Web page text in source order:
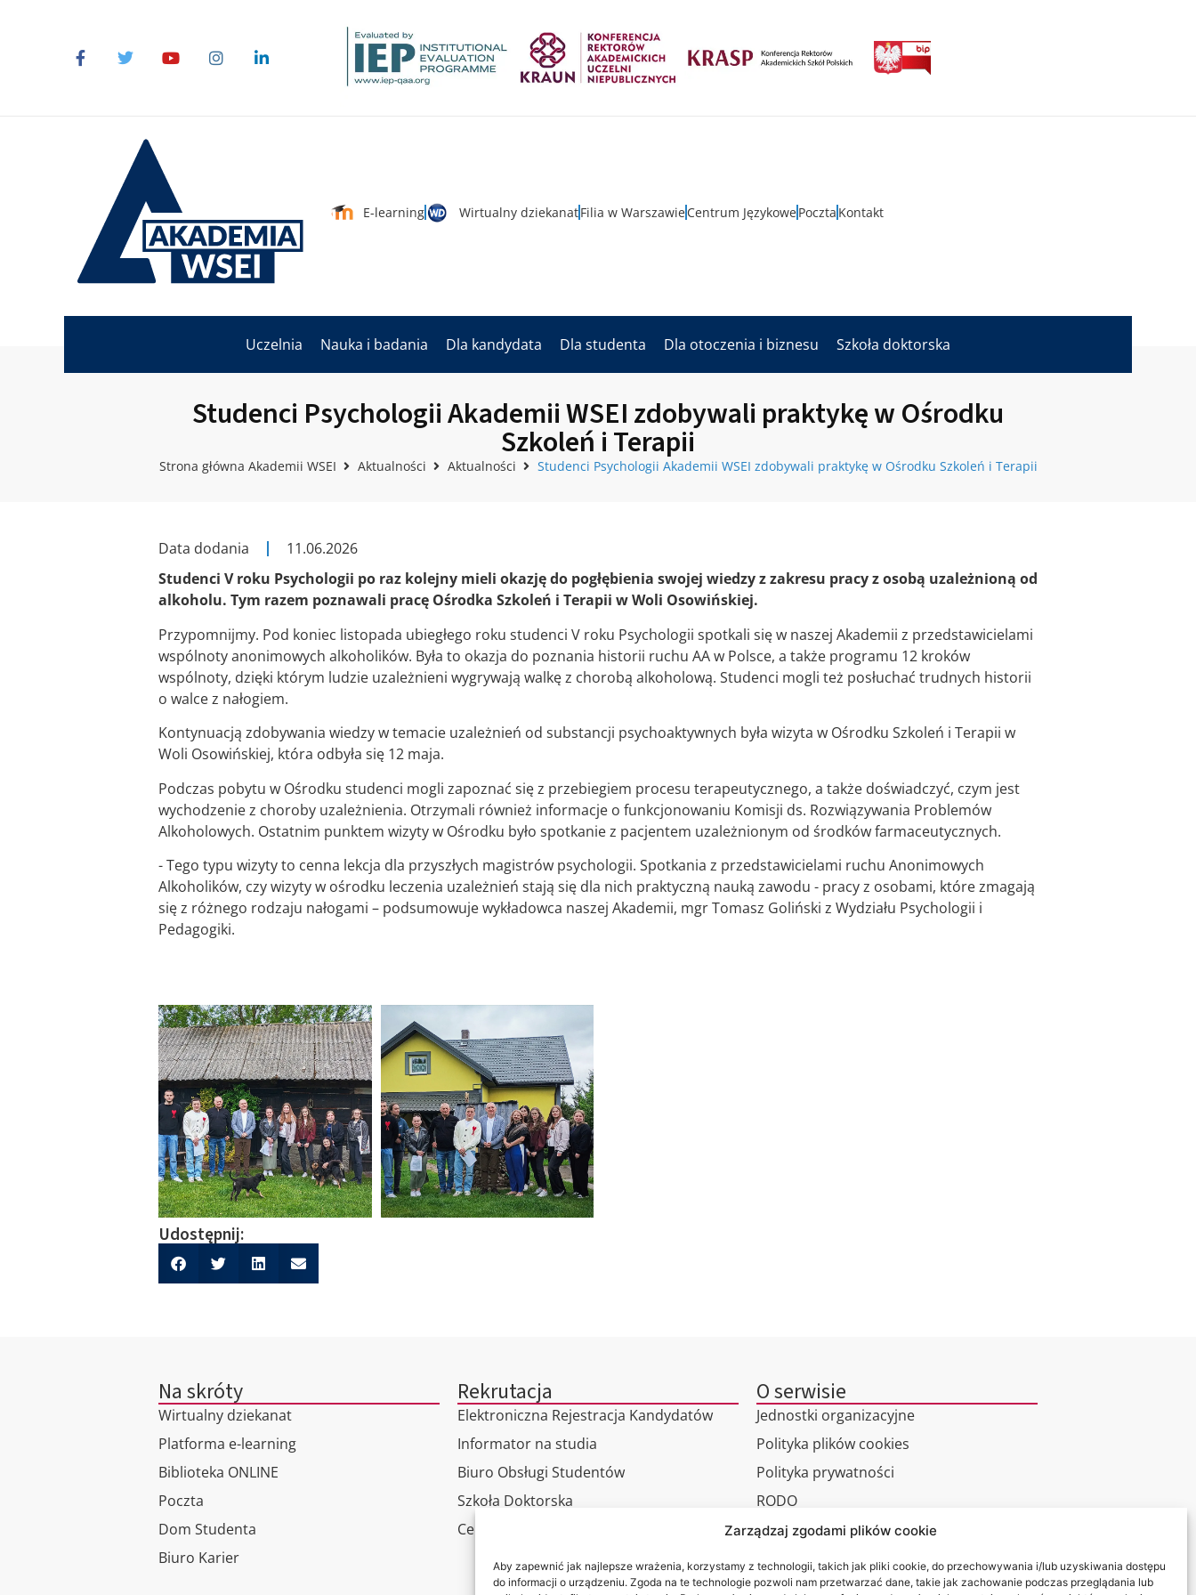
Zarządzaj zgodami plików cookie
Aby zapewnić jak najlepsze wrażenia, korzystamy z technologii, takich jak pliki cookie, do przechowywania i/lub uzyskiwania dostępu
do informacji o urządzeniu. Zgoda na te technologie pozwoli nam przetwarzać dane, takie jak zachowanie podczas przeglądania lub
E-learning Wirtualny dziekanatFilia w WarszawieCentrum JęzykowePoczta Kontakt
Uczelnia Nauka i badania Dla kandydata Dla studenta Dla otoczenia i biznesu Szkoła doktorska
Studenci Psychologii Akademii WSEI zdobywali praktykę w Ośrodku
Szkoleń i Terapii
Strona główna Akademii WSEI Aktualności Aktualności Studenci Psychologii Akademii WSEI zdobywali praktykę w Ośrodku Szkoleń i Terapii
Data dodania
11.06.2026
Studenci V roku Psychologii po raz kolejny mieli okazję do pogłębienia swojej wiedzy z zakresu pracy z osobą uzależnioną od
alkoholu. Tym razem poznawali pracę Ośrodka Szkoleń i Terapii w Woli Osowińskiej.
Przypomnijmy. Pod koniec listopada ubiegłego roku studenci V roku Psychologii spotkali się w naszej Akademii z przedstawicielami
wspólnoty anonimowych alkoholików. Była to okazja do poznania historii ruchu AA w Polsce, a także programu 12 kroków
wspólnoty, dzięki którym ludzie uzależnieni wygrywają walkę z chorobą alkoholową. Studenci mogli też posłuchać trudnych historii
o walce z nałogiem.
Kontynuacją zdobywania wiedzy w temacie uzależnień od substancji psychoaktywnych była wizyta w Ośrodku Szkoleń i Terapii w
Woli Osowińskiej, która odbyła się 12 maja.
Podczas pobytu w Ośrodku studenci mogli zapoznać się z przebiegiem procesu terapeutycznego, a także doświadczyć, czym jest
wychodzenie z choroby uzależnienia. Otrzymali również informacje o funkcjonowaniu Komisji ds. Rozwiązywania Problemów
Alkoholowych. Ostatnim punktem wizyty w Ośrodku było spotkanie z pacjentem uzależnionym od środków farmaceutycznych.
- Tego typu wizyty to cenna lekcja dla przyszłych magistrów psychologii. Spotkania z przedstawicielami ruchu Anonimowych
Alkoholików, czy wizyty w ośrodku leczenia uzależnień stają się dla nich praktyczną nauką zawodu - pracy z osobami, które zmagają
się z różnego rodzaju nałogami – podsumowuje wykładowca naszej Akademii, mgr Tomasz Goliński z Wydziału Psychologii i
Pedagogiki.
Udostępnij:
Na skróty
Wirtualny dziekanat
Platforma e-learning
Biblioteka ONLINE
Poczta
Dom Studenta
Biuro Karier
Rekrutacja
Elektroniczna Rejestracja Kandydatów
Informator na studia
Biuro Obsługi Studentów
Szkoła Doktorska
Centrum Studiów Podyplomowych
O serwisie
Jednostki organizacyjne
Polityka plików cookies
Polityka prywatności
RODO
Wirtualny spacer
Kontakt